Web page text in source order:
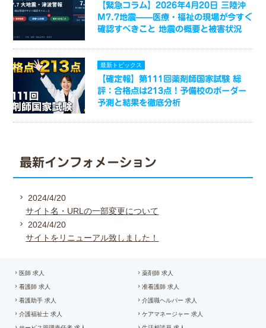
【緊急コラム】2026年4月20日 三陸沖
M7.7地震——医療・福祉の現場が今すぐ
確認すべきこと 地震の概要と被害状況
最新トピックス
【確定報】第111回薬剤師国家試験 総
評：合格点は213点！予備校のボーダー
予測と結果を徹底分析
最新インフォメーション
2024/4/20
サイト名・URLの一部変更について
2024/4/20
サイトをリニューアル致しました！
医師 求人 薬剤師 求人
看護師 求人 准看護師 求人
看護助手 求人 介護職ヘルパー 求人
介護福祉士 求人 ケアマネージャー 求人